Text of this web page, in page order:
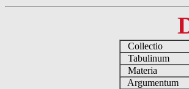
Collectio
Tabulinum
Materia
Argumentum